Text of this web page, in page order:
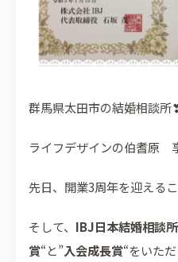
群馬県太田市の結婚相談所
ライフデザインの伯耆原
先日、開業3周年を迎える
そして、 IBJ日本結婚相談
賞“と”入会成長賞“をいただ